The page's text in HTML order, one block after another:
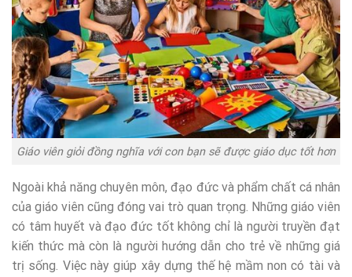
Giáo viên giỏi đồng nghĩa với con bạn sẽ được giáo dục tốt hơn
Ngoài khả năng chuyên môn, đạo đức và phẩm chất cá nhân
của giáo viên cũng đóng vai trò quan trọng. Những giáo viên
có tâm huyết và đạo đức tốt không chỉ là người truyền đạt
kiến thức mà còn là người hướng dẫn cho trẻ về những giá
trị sống. Việc này giúp xây dựng thế hệ mầm non có tài và